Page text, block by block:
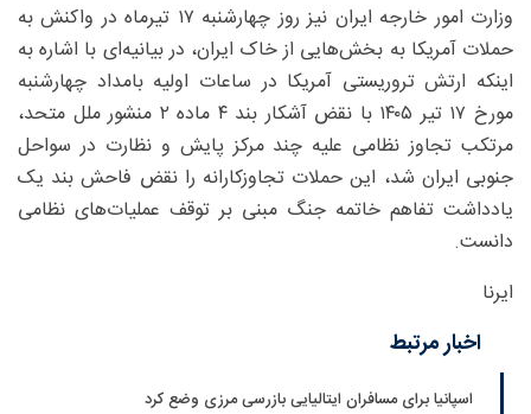
وزارت امور خارجه ایران نیز روز چهارشنبه ۱۷ تیرماه در واکنش به
حملات آمریکا به بخش‌هایی از خاک ایران، در بیانیه‌ای با اشاره به
اینکه ارتش تروریستی آمریکا در ساعات اولیه بامداد چهارشنبه
مورخ ۱۷ تیر ۱۴۰۵ با نقض آشکار بند ۴ ماده ۲ منشور ملل متحد،
مرتکب تجاوز نظامی علیه چند مرکز پایش و نظارت در سواحل
جنوبی ایران شد، این حملات تجاوزکارانه را نقض فاحش بند یک
یادداشت تفاهم خاتمه جنگ مبنی بر توقف عملیات‌های نظامی
دانست.
ایرنا
اخبار مرتبط
اسپانیا برای مسافران ایتالیایی بازرسی مرزی وضع کرد